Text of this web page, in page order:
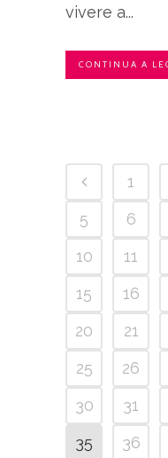
vivere a...
CONTINUA A
1
5
6
10
11
15
16
20
21
25
26
30
31
35
36